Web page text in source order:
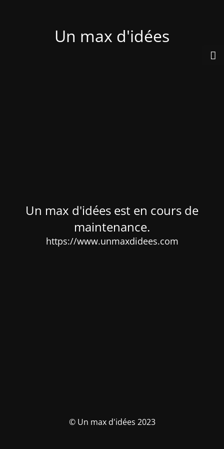
Un max d'idées
Un max d'idées est en cours de
maintenance.
https://www.unmaxdidees.com
© Un max d'idées 2023